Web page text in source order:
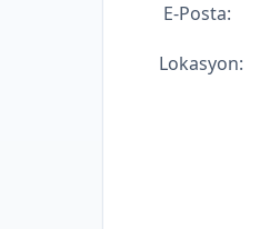
E-Posta:
Lokasyon: